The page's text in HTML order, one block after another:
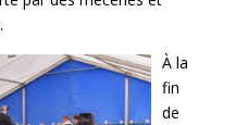
À la
fin
de